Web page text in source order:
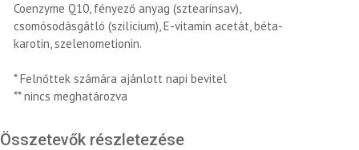
Coenzyme Q10, fényező anyag (sztearinsav),
csomósodásgátló (szilícium), E-vitamin acetát, béta-
karotin, szelenometionin.
* Felnőttek számára ajánlott napi bevitel
** nincs meghatározva
Összetevők részletezése